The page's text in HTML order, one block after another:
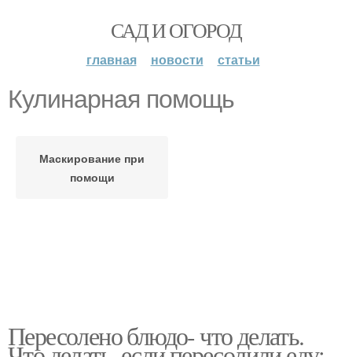
САД И ОГОРОД
главная новости статьи
Кулинарная помощь
Маскирование при
помощи
Пересолено блюдо- что делать.